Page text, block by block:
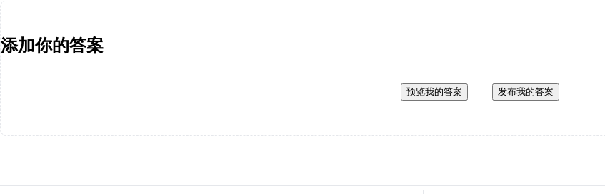
添加你的答案
预览我的答案 发布我的答案